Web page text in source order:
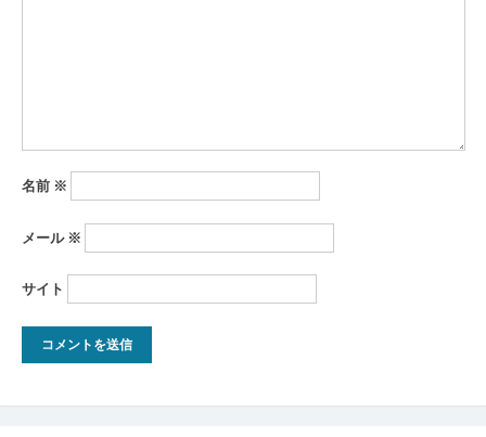
名前 ※
メール ※
サイト